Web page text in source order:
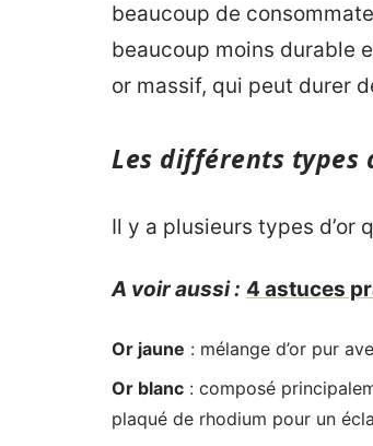
beaucoup de
beaucoup moins durable
or massif, qui peut durer
Les différents types
Il y a plusieurs types d’or
A voir aussi : 4 astuces
Or jaune : mélange d’or pur
Or blanc : composé
plaqué de rhodium pour un